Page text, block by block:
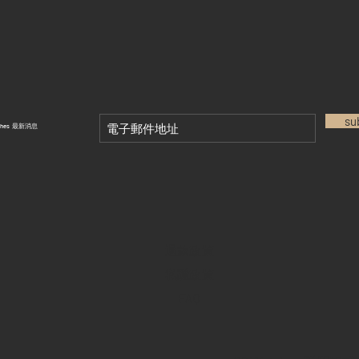
最新消息